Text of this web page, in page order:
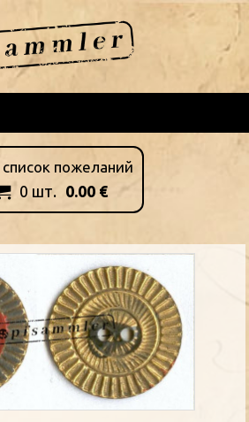
пожеланий
0 шт. 0.00 €